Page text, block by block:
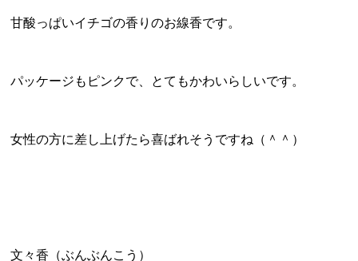
甘酸っぱいイチゴの香りのお線香です。
パッケージもピンクで、とてもかわいらしいです。
女性の方に差し上げたら喜ばれそうですね（＾＾）
文々香 （ぶんぶんこう）